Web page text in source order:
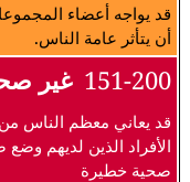
قد يواجه أعضاء
أن يتأثر عامة الناس.
151-200 غير
قد يعاني معظم الناس من
الأفراد الذين لديهم
صحية خطيرة